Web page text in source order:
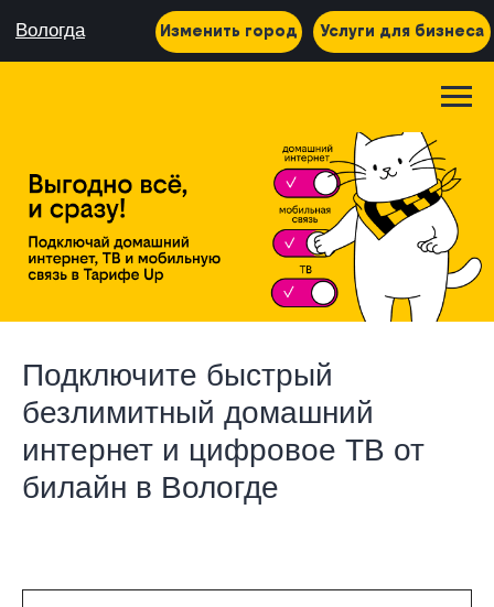
Вологда Изменить город Услуги для бизнеса
Подключите быстрый
безлимитный домашний
интернет и цифровое ТВ от
билайн в Вологде